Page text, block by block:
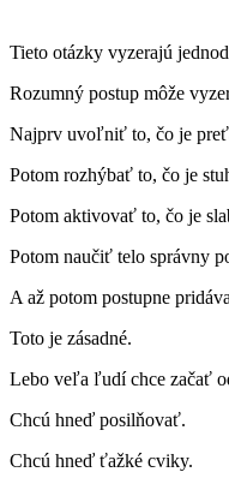
Tieto otázky vyzerajú
Rozumný postup môže
Najprv uvoľniť to, čo je
Potom rozhýbať to, čo je
Potom aktivovať to, čo je
Potom naučiť telo správny
A až potom postupne
Toto je zásadné.
Lebo veľa ľudí chce začať
Chcú hneď posilňovať.
Chcú hneď ťažké cviky.